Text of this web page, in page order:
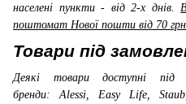
населені пункти - від 2-х днів.
поштомат Нової пошти від 70 грн.
Товари під
Деякі товари доступні під
бренди: Alessi, Easy Life,